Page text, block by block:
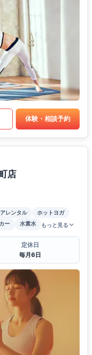
体験・相談予約
店
レンタル
ホットヨガ
ー 水素水 もっと見る
定休日
毎月6日